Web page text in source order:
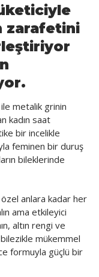
zarafetini
ile metalik grinin
kadın saat
bir incelikle
feminen bir duruş
bileklerinde
özel anlara kadar her
ama etkileyici
altın rengi ve
mükemmel
formuyla güçlü bir